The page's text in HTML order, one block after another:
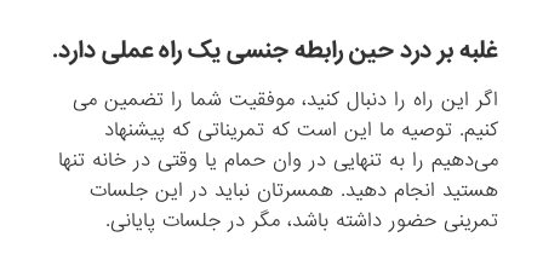
غلبه بر درد حین رابطه‌ جنسی یک راه عملی دارد.
اگر این راه را دنبال کنید، موفقیت شما را تضمین می
کنیم. توصیه ما این است که تمریناتی که پیشنهاد
می‌دهیم را به تنهایی در وان حمام یا وقتی در خانه تنها
هستید انجام دهید. همسرتان نباید در این جلسات
تمرینی حضور داشته باشد، مگر در جلسات پایانی.